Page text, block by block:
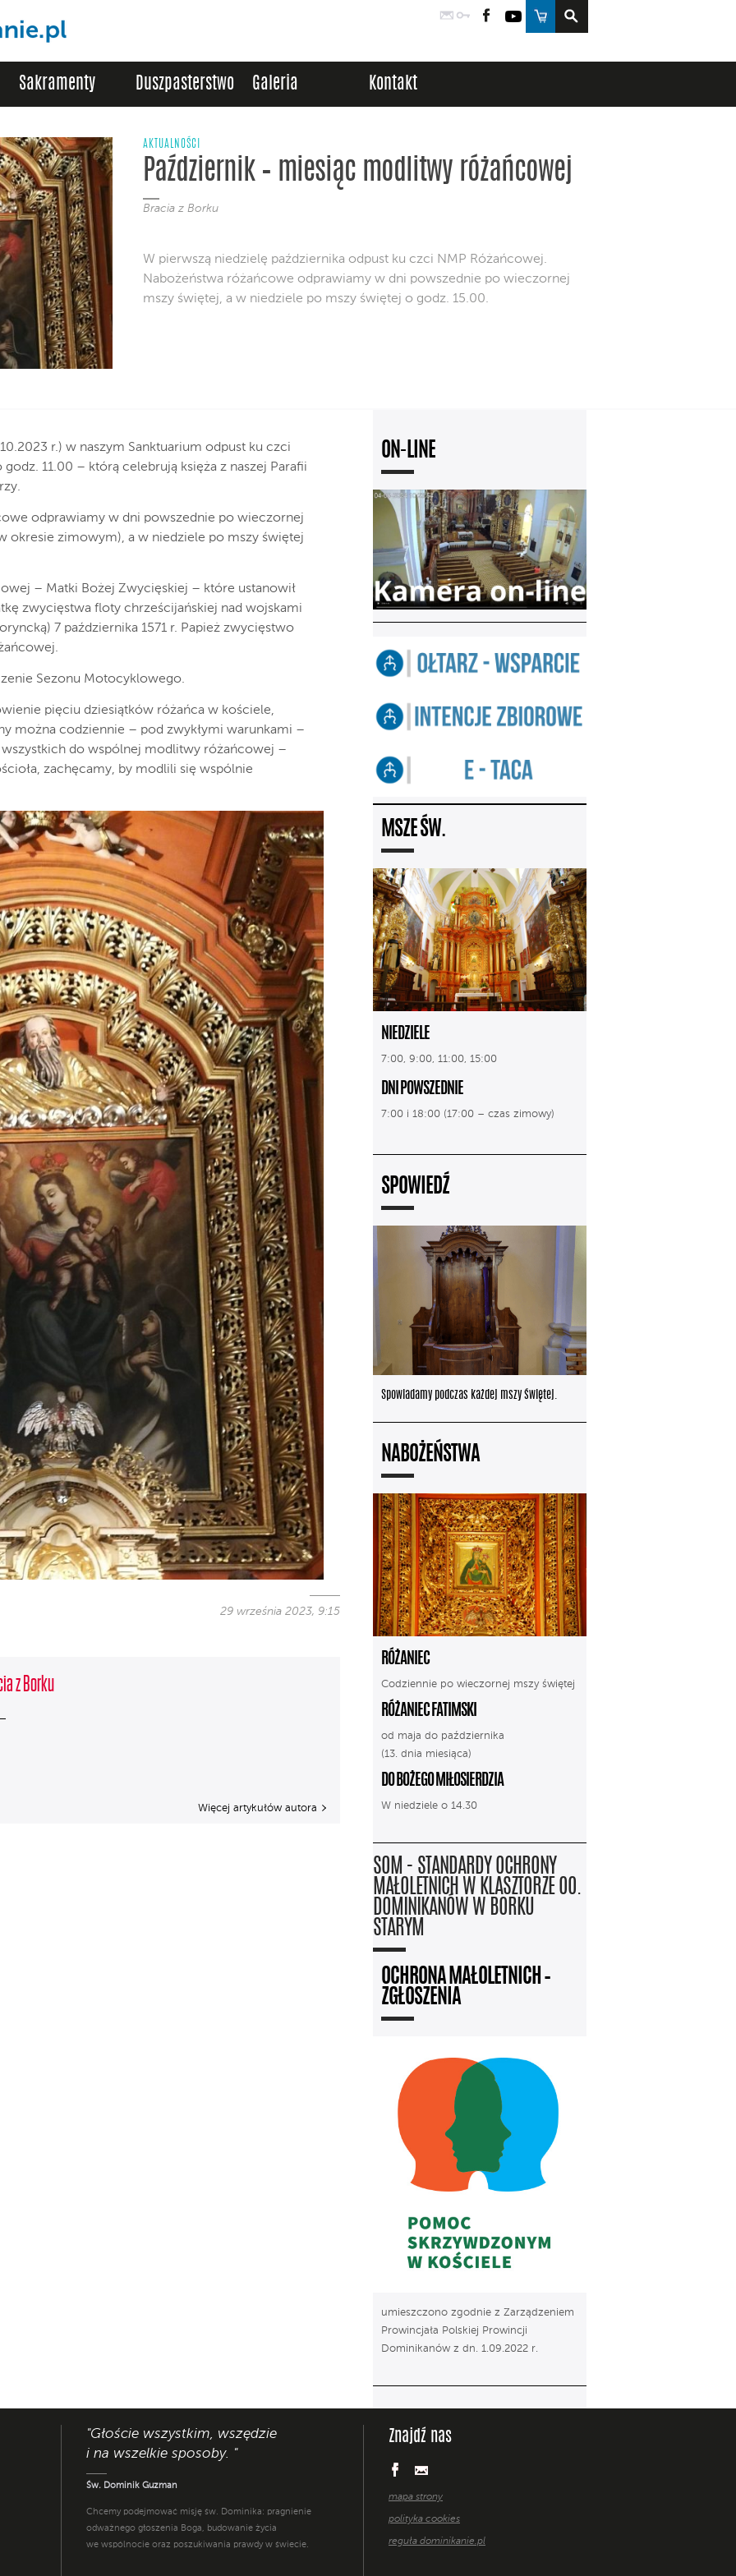
PocztaLogowanie
FacebookYouTube
Sklep
Sakramenty Duszpasterstwo Galeria Kontakt
AKTUALNOŚCI
Październik – miesiąc modlitwy różańcowej
Bracia z Borku
W pierwszą niedzielę października odpust ku czci NMP Różańcowej.
Nabożeństwa różańcowe odprawiamy w dni powszednie po wieczornej
mszy świętej, a w niedziele po mszy świętej o godz. 15.00.
r.) w naszym Sanktuarium odpust ku czci
11.00 – którą celebrują księża z naszej Parafii
odprawiamy w dni powszednie po wieczornej
okresie zimowym), a w niedziele po mszy świętej
– Matki Bożej Zwycięskiej – które ustanowił
zwycięstwa floty chrześcijańskiej nad wojskami
7 października 1571 r. Papież zwycięstwo
Sezonu Motocyklowego.
pięciu dziesiątków różańca w kościele,
można codziennie – pod zwykłymi warunkami –
wszystkich do wspólnej modlitwy różańcowej –
zachęcamy, by modlili się wspólnie
29 września 2023, 9:15
z Borku
Więcej artykułów autora
ON-LINE
MSZE ŚW.
NIEDZIELE
7:00, 9:00, 11:00, 15:00
DNI POWSZEDNIE
7:00 i 18:00 (17:00 – czas zimowy)
SPOWIEDŹ
Spowiadamy podczas każdej mszy świętej.
NABOŻEŃSTWA
RÓŻANIEC
Codziennie po wieczornej mszy świętej
RÓŻANIEC FATIMSKI
od maja do października
(13. dnia miesiąca)
DO BOŻEGO MIŁOSIERDZIA
W niedziele o 14.30
SOM - STANDARDY OCHRONY
MAŁOLETNICH W KLASZTORZE OO.
DOMINIKANÓW W BORKU
STARYM
OCHRONA MAŁOLETNICH –
ZGŁOSZENIA
umieszczono zgodnie z Zarządzeniem
Prowincjała Polskiej Prowincji
Dominikanów z dn. 1.09.2022 r.
"Głoście wszystkim, wszędzie
i na wszelkie sposoby. "
Św. Dominik Guzman
Chcemy podejmować misję św. Dominika: pragnienie
odważnego głoszenia Boga, budowanie życia
we wspólnocie oraz poszukiwania prawdy w świecie.
Znajdź nas
mapa strony
polityka cookies
reguła dominikanie.pl